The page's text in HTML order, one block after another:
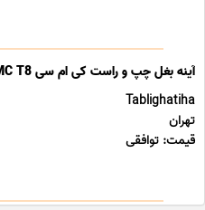
آینه بغل چپ و راست کی ام سی KMC T8
Tablighatiha
تهران
قیمت: توافقی